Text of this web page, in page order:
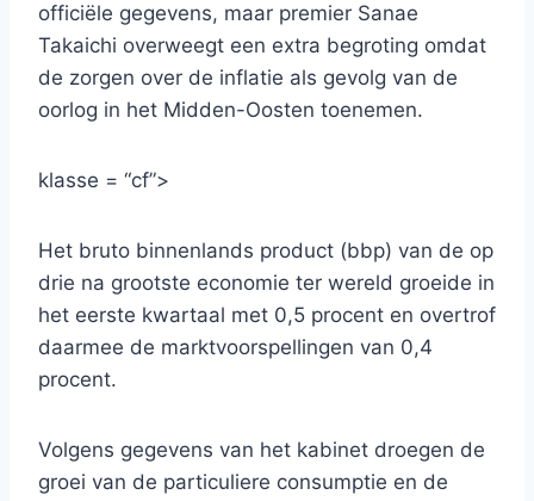
officiële gegevens, maar premier Sanae
Takaichi overweegt een extra begroting omdat
de zorgen over de inflatie als gevolg van de
oorlog in het Midden-Oosten toenemen.
klasse = “cf”>
Het bruto binnenlands product (bbp) van de op
drie na grootste economie ter wereld groeide in
het eerste kwartaal met 0,5 procent en overtrof
daarmee de marktvoorspellingen van 0,4
procent.
Volgens gegevens van het kabinet droegen de
groei van de particuliere consumptie en de